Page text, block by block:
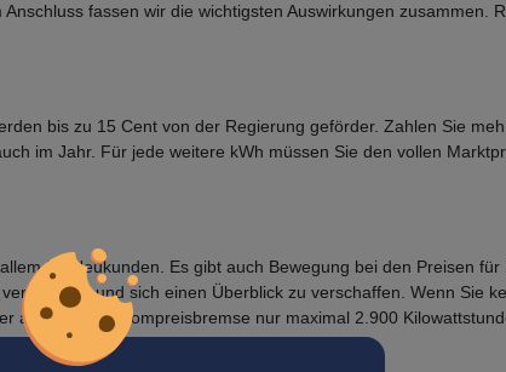
fassen wir die wichtigsten Auswirkungen zusammen.
bis zu 15 Cent von der Regierung geförder. Zahlen Sie
im Jahr. Für jede weitere kWh müssen Sie den vollen
für Neukunden. Es gibt auch Bewegung bei den Preisen
und sich einen Überblick zu verschaffen. Wenn Sie
aus, da die Strompreisbremse nur maximal 2.900